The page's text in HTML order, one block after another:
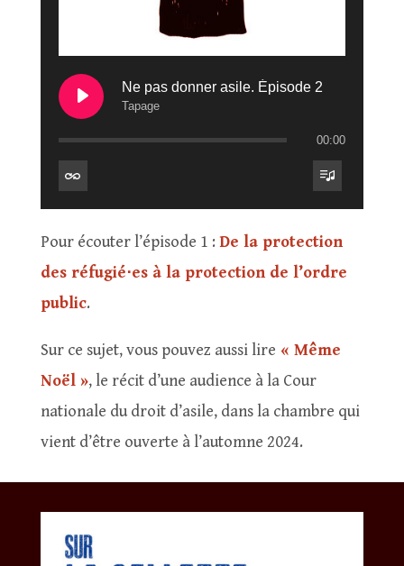
Ne pas donner asile. Épisode 2
Tapage
00:00
Pour écouter l’épisode 1 : De la protection
des réfugié⋅es à la protection de l’ordre
public.
Sur ce sujet, vous pouvez aussi lire « Même
Noël », le récit d’une audience à la Cour
nationale du droit d’asile, dans la chambre qui
vient d’être ouverte à l’automne 2024.